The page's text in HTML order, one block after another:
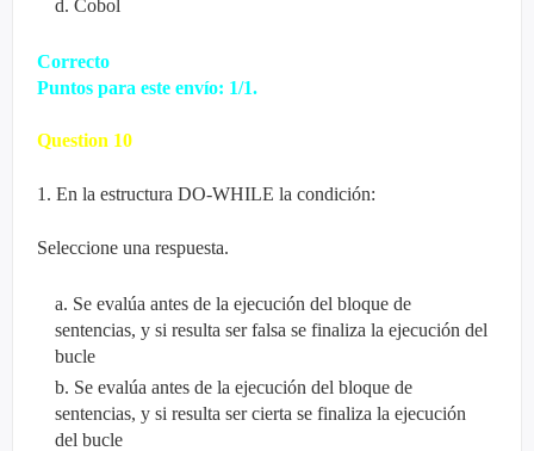
d. Cobol
Correcto
Puntos para este envío: 1/1.
Question 10
1. En la estructura DO-WHILE la condición:
Seleccione una respuesta.
a. Se evalúa antes de la ejecución del bloque de
sentencias, y si resulta ser falsa se finaliza la ejecución del
bucle
b. Se evalúa antes de la ejecución del bloque de
sentencias, y si resulta ser cierta se finaliza la ejecución
del bucle